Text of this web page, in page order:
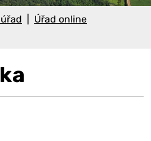
Úřad online